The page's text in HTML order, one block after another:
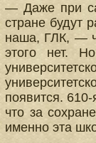
— Даже при
стране будут
наша, ГЛК, —
этого нет.
появится.
что за
именно эта